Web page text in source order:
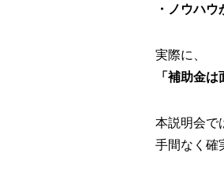
・ノウハ
実際に、
「補助金
本説明会で
手間なく確